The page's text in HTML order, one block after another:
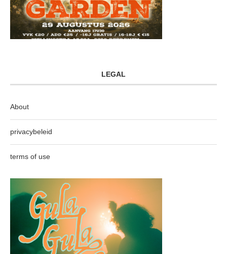
LEGAL
About
privacybeleid
terms of use